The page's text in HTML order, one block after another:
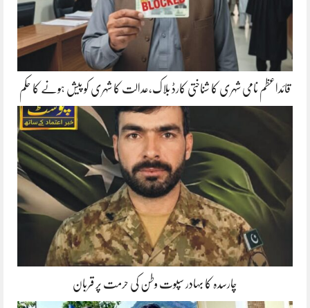
قائداعظم نامی شہری کا شناختی کارڈ بلاک،عدالت کا شہری کو پیش ہونے کا حکم
چارسدہ کا بہادر سپوت وطن کی حرمت پر قربان